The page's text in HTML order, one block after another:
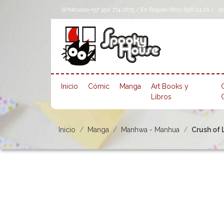
Whatsapp +57 350 774 1675 / En Bogotá (601) 656 24 16 /
Inicio Cómic Manga
Art Books y
Libros
Inicio Manga Manhwa - Manhua Crush of